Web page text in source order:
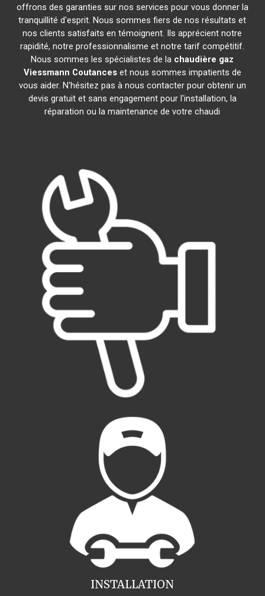
offrons des garanties sur nos services pour vous donner la
tranquillité d'esprit. Nous sommes fiers de nos résultats et
nos clients satisfaits en témoignent. Ils apprécient notre
rapidité, notre professionnalisme et notre tarif compétitif.
Nous sommes les spécialistes de la chaudière gaz
Viessmann Coutanceset nous sommes impatients de
vous aider. N'hésitez pas à nous contacter pour obtenir un
devis gratuit et sans engagement pour l'installation, la
réparation ou la maintenance de votre chaudi
INSTALLATION